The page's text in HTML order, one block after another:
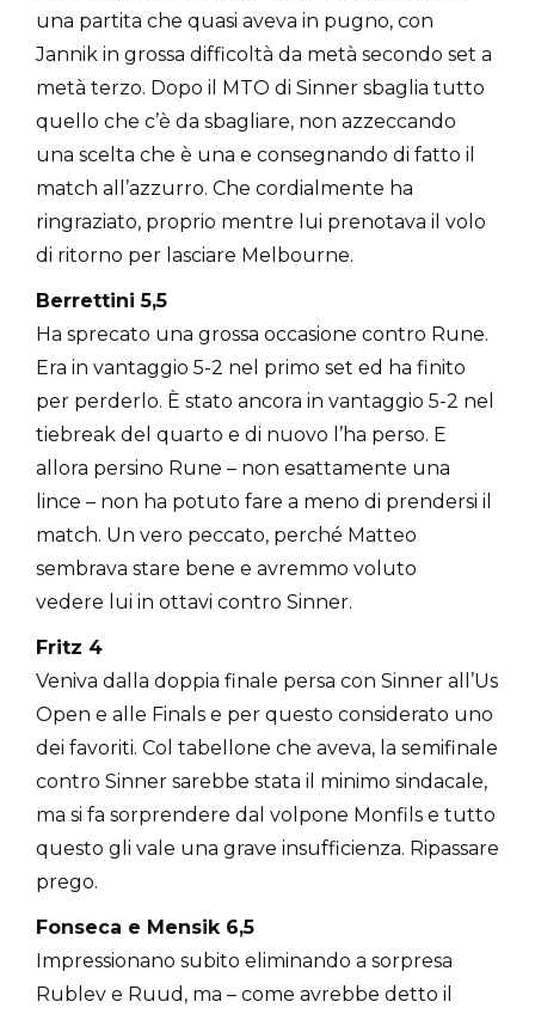
una partita che quasi aveva in pugno, con
Jannik in grossa difficoltà da metà secondo set a
metà terzo. Dopo il MTO di Sinner sbaglia tutto
quello che c’è da sbagliare, non azzeccando
una scelta che è una e consegnando di fatto il
match all’azzurro. Che cordialmente ha
ringraziato, proprio mentre lui prenotava il volo
di ritorno per lasciare Melbourne.
Berrettini 5,5
Ha sprecato una grossa occasione contro Rune.
Era in vantaggio 5-2 nel primo set ed ha finito
per perderlo. È stato ancora in vantaggio 5-2 nel
tiebreak del quarto e di nuovo l’ha perso. E
allora persino Rune – non esattamente una
lince – non ha potuto fare a meno di prendersi il
match. Un vero peccato, perché Matteo
sembrava stare bene e avremmo voluto
vedere lui in ottavi contro Sinner.
Fritz 4
Veniva dalla doppia finale persa con Sinner all’Us
Open e alle Finals e per questo considerato uno
dei favoriti. Col tabellone che aveva, la semifinale
contro Sinner sarebbe stata il minimo sindacale,
ma si fa sorprendere dal volpone Monfils e tutto
questo gli vale una grave insufficienza. Ripassare
prego.
Fonseca e Mensik 6,5
Impressionano subito eliminando a sorpresa
Rublev e Ruud, ma – come avrebbe detto il